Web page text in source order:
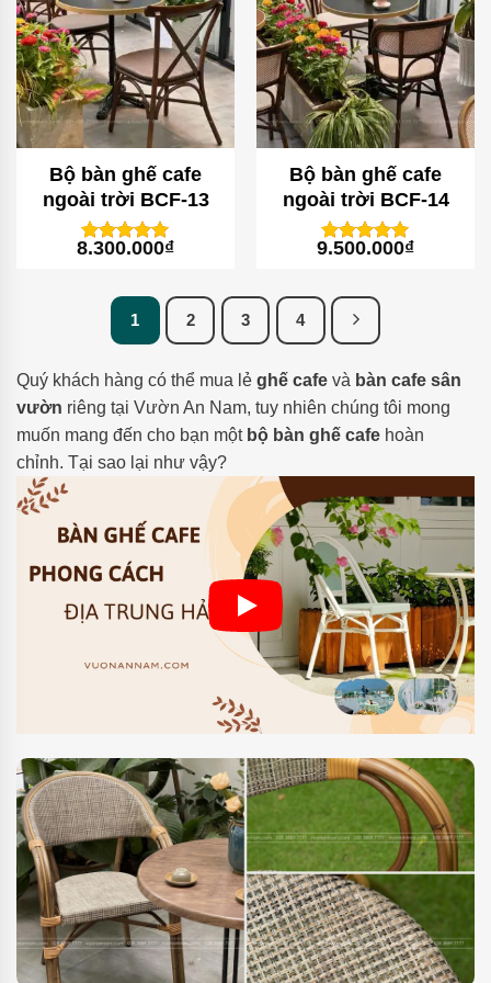
Bộ bàn ghế cafe
ngoài trời BCF-13
5trên 5
1
đánh giá
8.300.000₫
Bộ bàn ghế cafe
ngoài trời BCF-14
5trên 5
1
đánh giá
9.500.000₫
1 2 3 4
Quý khách hàng có thể mua lẻ ghế cafe và bàn cafe sân
vườn riêng tại Vườn An Nam, tuy nhiên chúng tôi mong
muốn mang đến cho bạn một bộ bàn ghế cafe hoàn
chỉnh. Tại sao lại như vậy?